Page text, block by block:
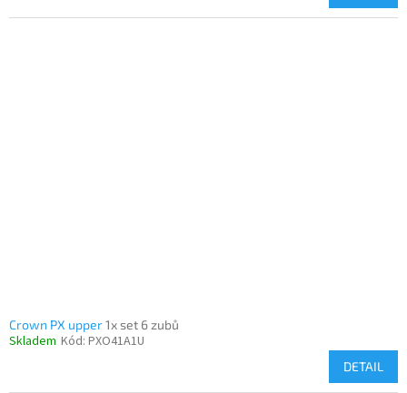
Crown PX upper1x set 6 zubů
Skladem Kód: PXO41A1U
DETAIL